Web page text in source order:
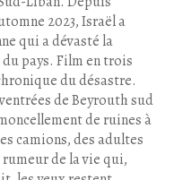
2023, Israël a
qui a dévasté la
pays. Film en trois
du désastre.
de Beyrouth sud
de ruines à
camions, des adultes
rumeur de la vie qui,